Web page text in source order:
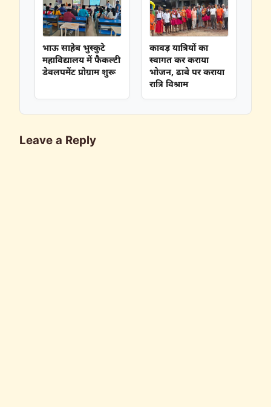
भाऊ साहेब भुस्कुटे
महाविद्यालय में फैकल्टी
डेवलपमेंट प्रोग्राम शुरू
कावड़ यात्रियों का
स्वागत कर कराया
भोजन, ढाबे पर कराया
रात्रि विश्राम
Leave a Reply